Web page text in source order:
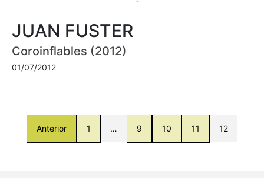
JUAN FUSTER
Coroinflables (2012)
01/07/2012
Anterior 1 … 9 10 11 12